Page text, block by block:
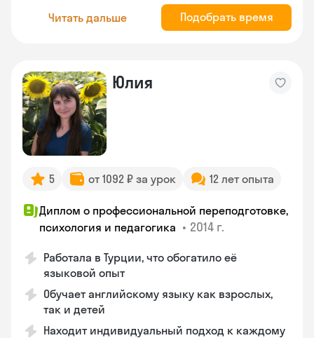
Читать дальше Подобрать время
Юлия
5 от 1092 ₽ за урок 12 лет опыта
Диплом о профессиональной переподготовке,
психология и педагогика • 2014 г.
Работала в Турции, что обогатило её
языковой опыт
Обучает английскому языку как взрослых,
так и детей
Находит индивидуальный подход к каждому